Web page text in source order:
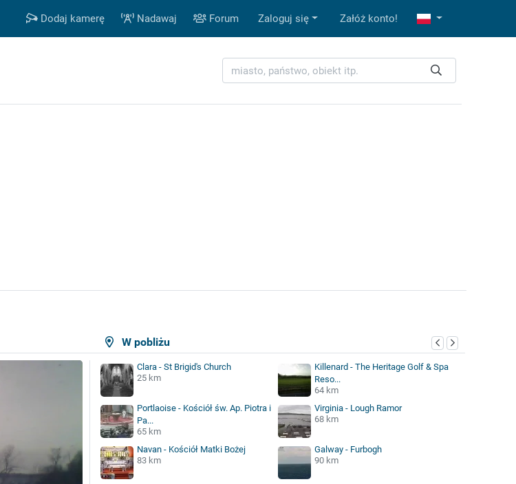
Dodaj kamerę Nadawaj Forum Zaloguj się Załóż konto!
W pobliżu
Clara - St Brigid's Church
25 km
Killenard - The Heritage Golf & Spa
Reso...
64 km
Portlaoise - Kościół św. Ap. Piotra i
Pa...
65 km
Virginia - Lough Ramor
68 km
Navan - Kościół Matki Bożej
83 km
Galway - Furbogh
90 km